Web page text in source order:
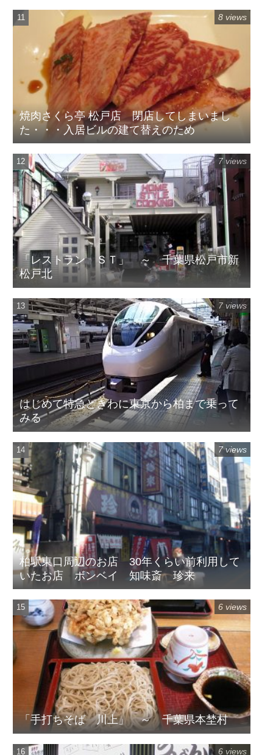
焼肉さくら亭 松戸店 閉店してしまいまし
た・・・入居ビルの建て替えのため
8 views
「レストラン ＳＴ」 ～ 千葉県松戸市新
松戸北
7 views
はじめて特急ときわに東京から柏まで乗って
みる
7 views
柏駅東口周辺のお店 30年くらい前利用して
いたお店 ボンベイ 知味斎 珍来
7 views
「手打ちそば 川上」 ～ 千葉県本埜村
6 views
6 views